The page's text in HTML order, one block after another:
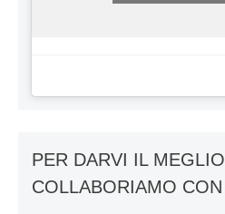
PER DARVI IL MEGLIO
COLLABORIAMO CON